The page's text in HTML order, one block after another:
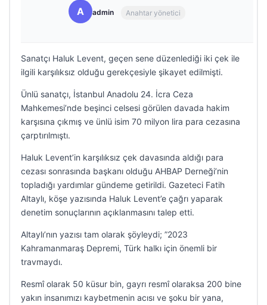
A admin Anahtar yönetici
Sanatçı Haluk Levent, geçen sene düzenlediği iki çek ile
ilgili karşılıksız olduğu gerekçesiyle şikayet edilmişti.
Ünlü sanatçı, İstanbul Anadolu 24. İcra Ceza
Mahkemesi’nde beşinci celsesi görülen davada hakim
karşısına çıkmış ve ünlü isim 70 milyon lira para cezasına
çarptırılmıştı.
Haluk Levent’in karşılıksız çek davasında aldığı para
cezası sonrasında başkanı olduğu AHBAP Derneği’nin
topladığı yardımlar gündeme getirildi. Gazeteci Fatih
Altaylı, köşe yazısında Haluk Levent’e çağrı yaparak
denetim sonuçlarının açıklanmasını talep etti.
Altaylı’nın yazısı tam olarak şöyleydi; ”2023
Kahramanmaraş Depremi, Türk halkı için önemli bir
travmaydı.
Resmî olarak 50 küsur bin, gayrı resmî olaraksa 200 bine
yakın insanımızı kaybetmenin acısı ve şoku bir yana,